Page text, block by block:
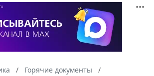
Горячие документы